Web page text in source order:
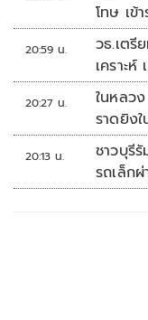
โทษ เข้
20:59 น.
วธ.เตรี
เคราะห์
20:27 น.
ในหลว
ราดยิงใ
20:13 น.
ชาวบุรี
รถเล็ก